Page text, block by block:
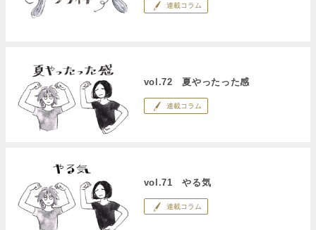
連載コラム
vol.72 夏やったった感
連載コラム
vol.71 やる気
連載コラム